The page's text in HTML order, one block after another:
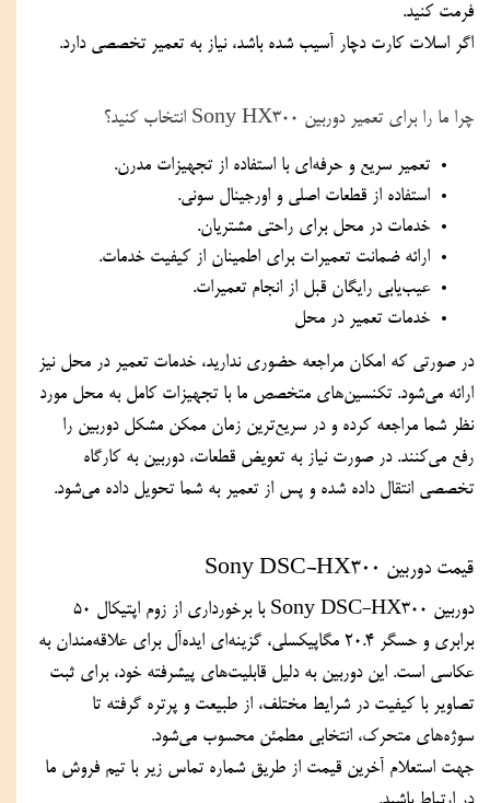
فرمت کنید.
اگر اسلات کارت دچار آسیب شده باشد، نیاز به تعمیر تخصصی دارد.
چرا ما را برای تعمیر دوربین Sony HX300 انتخاب کنید؟
تعمیر سریع و حرفه‌ای با استفاده از تجهیزات مدرن.
استفاده از قطعات اصلی و اورجینال سونی.
خدمات در محل برای راحتی مشتریان.
ارائه ضمانت تعمیرات برای اطمینان از کیفیت خدمات.
عیب‌یابی رایگان قبل از انجام تعمیرات.
خدمات تعمیر در محل
تخصصی انتقال داده شده و پس از تعمیر به شما تحویل داده می‌شود.
قیمت دوربین Sony DSC-HX300
سوژه‌های متحرک، انتخابی مطمئن محسوب می‌شود.